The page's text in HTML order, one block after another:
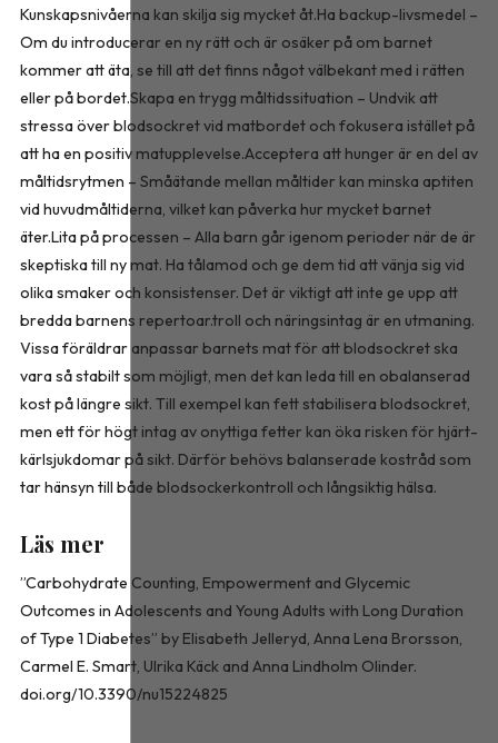
Kunskapsnivåerna kan skilja sig mycket åt.Ha backup-livsmedel –
Om du introducerar en ny rätt och är osäker på om barnet
kommer att äta, se till att det finns något välbekant med i rätten
eller på bordet.Skapa en trygg måltidssituation – Undvik att
stressa över blodsockret vid matbordet och fokusera istället på
att ha en positiv matupplevelse.Acceptera att hunger är en del av
måltidsrytmen – Småätande mellan måltider kan minska aptiten
vid huvudmåltiderna, vilket kan påverka hur mycket barnet
äter.Lita på processen – Alla barn går igenom perioder när de är
skeptiska till ny mat. Ha tålamod och ge dem tid att vänja sig vid
olika smaker och konsistenser. Det är viktigt att inte ge upp att
bredda barnens repertoar.troll och näringsintag är en utmaning.
Vissa föräldrar anpassar barnets mat för att blodsockret ska
vara så stabilt som möjligt, men det kan leda till en obalanserad
kost på längre sikt. Till exempel kan fett stabilisera blodsockret,
men ett för högt intag av onyttiga fetter kan öka risken för hjärt-
kärlsjukdomar på sikt. Därför behövs balanserade kostråd som
tar hänsyn till både blodsockerkontroll och långsiktig hälsa.
Läs mer
”Carbohydrate Counting, Empowerment and Glycemic
Outcomes in Adolescents and Young Adults with Long Duration
of Type 1 Diabetes” by Elisabeth Jelleryd, Anna Lena Brorsson,
Carmel E. Smart, Ulrika Käck and Anna Lindholm Olinder.
doi.org/10.3390/nu15224825